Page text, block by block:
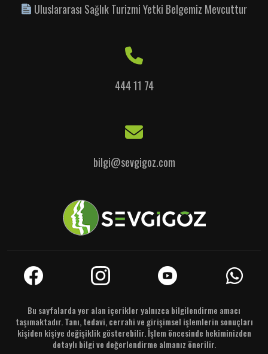
Uluslararası Sağlık Turizmi Yetki Belgemiz Mevcuttur
444 11 74
bilgi@sevgigoz.com
Bu sayfalarda yer alan içerikler yalnızca bilgilendirme amacı
taşımaktadır. Tanı, tedavi, cerrahi ve girişimsel işlemlerin sonuçları
kişiden kişiye değişiklik gösterebilir. İşlem öncesinde hekiminizden
detaylı bilgi ve değerlendirme almanız önerilir.